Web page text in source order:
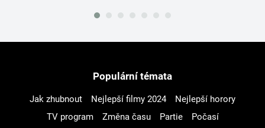
Populární témata
Jak zhubnout Nejlepší filmy 2024
Nejlepší horory
TV program
Změna času Partie
Počasí